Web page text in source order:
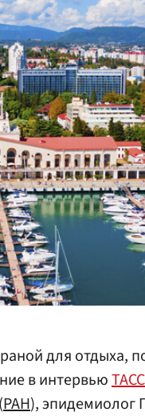
для отдыха,
в интервьюТАСС
РАН), эпидемиолог